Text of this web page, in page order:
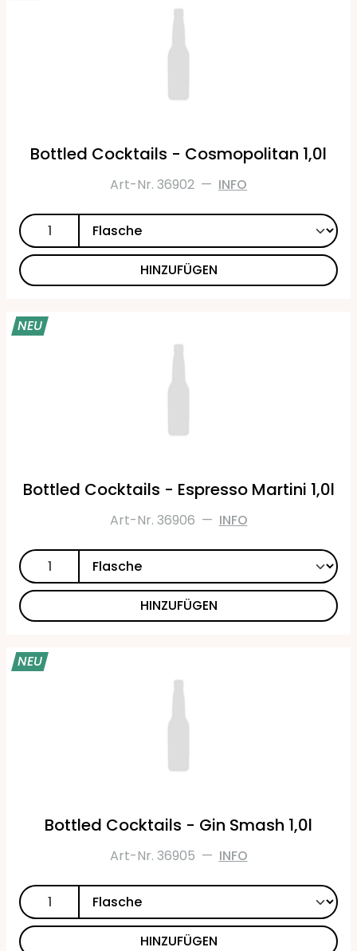
Bottled Cocktails - Cosmopolitan 1,0l
Art-Nr. 36902 — INFO
HINZUFÜGEN
NEU
Bottled Cocktails - Espresso Martini 1,0l
Art-Nr. 36906 — INFO
HINZUFÜGEN
NEU
Bottled Cocktails - Gin Smash 1,0l
Art-Nr. 36905 — INFO
HINZUFÜGEN